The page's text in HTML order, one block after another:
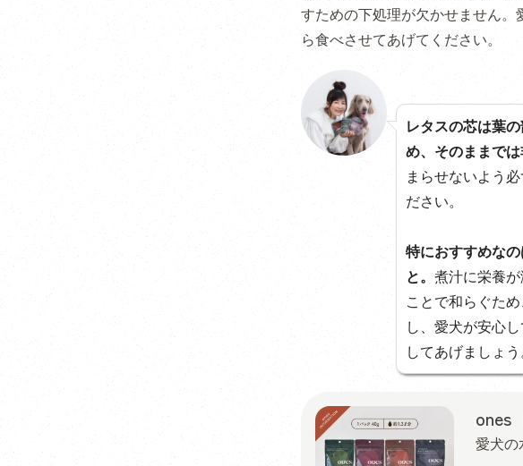
すための下処理が欠かせません
ら食べさせてあげてください。
レタスの芯は葉
め、そのままでは
まらせないよう
ださい。
特におすすめな
と。 煮汁に栄養
ことで和らぐた
し、愛犬が安心
してあげましょう
ones
愛犬の